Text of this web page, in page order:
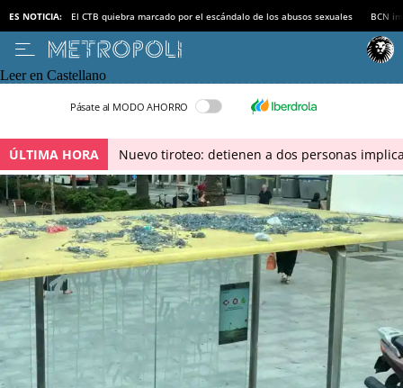
ES NOTICIA: El CTB quiebra marcado por el escándalo de los abusos sexuales BCN
Leer en Castellano
Pásate al MODO AHORRO
ÚLTIMA HORA Nuevo tiroteo: detienen a dos personas